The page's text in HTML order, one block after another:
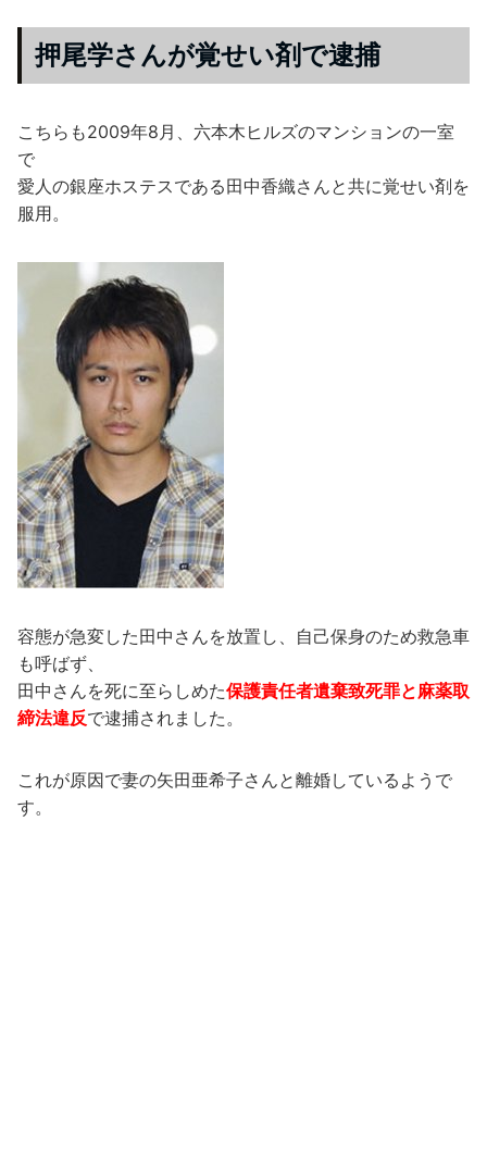
押尾学さんが覚せい剤で逮捕
こちらも2009年8月、六本木ヒルズのマンションの一室
で
愛人の銀座ホステスである田中香織さんと共に覚せい剤を
服用。
容態が急変した田中さんを放置し、自己保身のため救急車
も呼ばず、
田中さんを死に至らしめた保護責任者遺棄致死罪と麻薬取
締法違反で逮捕されました。
これが原因で妻の矢田亜希子さんと離婚しているようで
す。